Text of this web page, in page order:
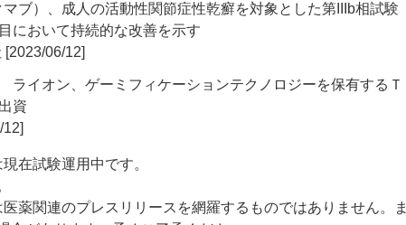
マブ）、成人の活動性関節症性乾癬を対象とした第IIIb相試験
において持続的な改善を示す
[2023/06/12]
イオン、ゲーミフィケーションテクノロジーを保有するＴ
資
12]
在試験運用中です。
薬関連のプレスリリースを網羅するものではありません。ま